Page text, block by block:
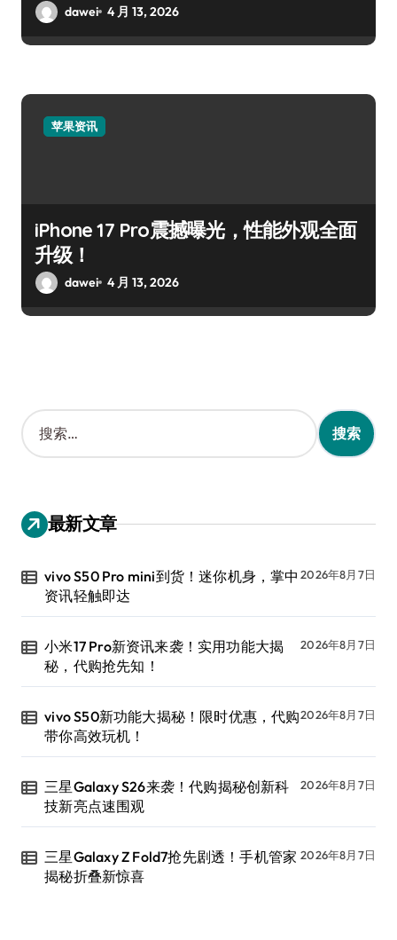
dawei 4 月 13, 2026
苹果资讯
iPhone 17 Pro震撼曝光，性能外观全面
升级！
dawei 4 月 13, 2026
搜
索
：
最新文章
vivo S50 Pro mini到货！迷你机身，掌中
资讯轻触即达
2026年8月7日
小米17 Pro新资讯来袭！实用功能大揭
秘，代购抢先知！
2026年8月7日
vivo S50新功能大揭秘！限时优惠，代购
带你高效玩机！
2026年8月7日
三星Galaxy S26来袭！代购揭秘创新科
技新亮点速围观
2026年8月7日
三星Galaxy Z Fold7抢先剧透！手机管家
揭秘折叠新惊喜
2026年8月7日